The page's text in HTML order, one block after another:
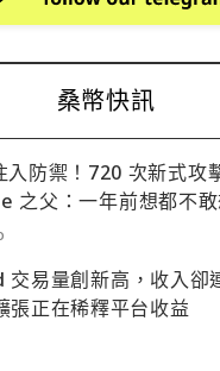
桑幣快訊
防禦！720 次新式攻
之父：一年前想都不敢
易量創新高，收入卻
張正在稀釋平台收益